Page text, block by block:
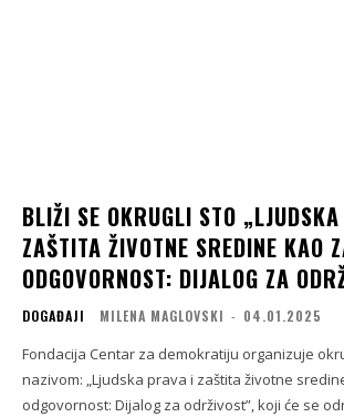
BLIŽI SE OKRUGLI STO
ZAŠTITA ŽIVOTNE SREDINE KAO
ODGOVORNOST: DIJALOG ZA
DOGAĐAJI MILENA MAGLOVSKI - 04.01.2025
Fondacija Centar za demokratiju organizuje
nazivom: „Ljudska prava i zaštita životne
odgovornost: Dijalog za održivost”, koji će se